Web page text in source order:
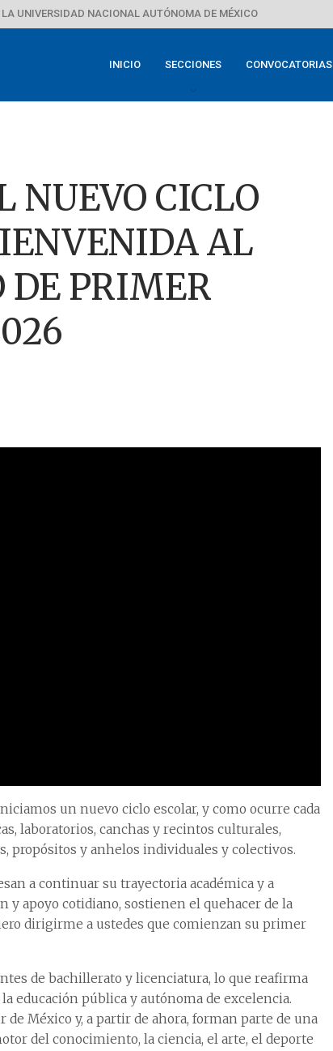
UNIVERSIDAD NACIONAL AUTÓNOMA DE MÉXICO
INICIO SECCIONES CONVOCATORIAS
NUEVO CICLO
AL
PRIMER
un nuevo ciclo escolar, y como ocurre cada
laboratorios, canchas y recintos culturales,
propósitos y anhelos individuales y colectivos.
a continuar su trayectoria académica y a
y apoyo cotidiano, sostienen el quehacer de la
dirigirme a ustedes que comienzan su primer
de bachillerato y licenciatura, lo que reafirma
educación pública y autónoma de excelencia.
México y, a partir de ahora, forman parte de una
del conocimiento, la ciencia, el arte, el deporte